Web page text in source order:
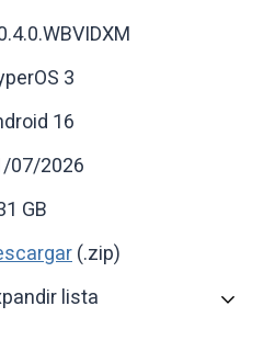
3
16
07/2026
GB
(.zip)
lista